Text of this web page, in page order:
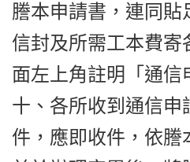
謄本申請書，連同貼
信封及所需工本費寄
面左上角註明「通信
十、各所收到通信申
件，應即收件，依謄